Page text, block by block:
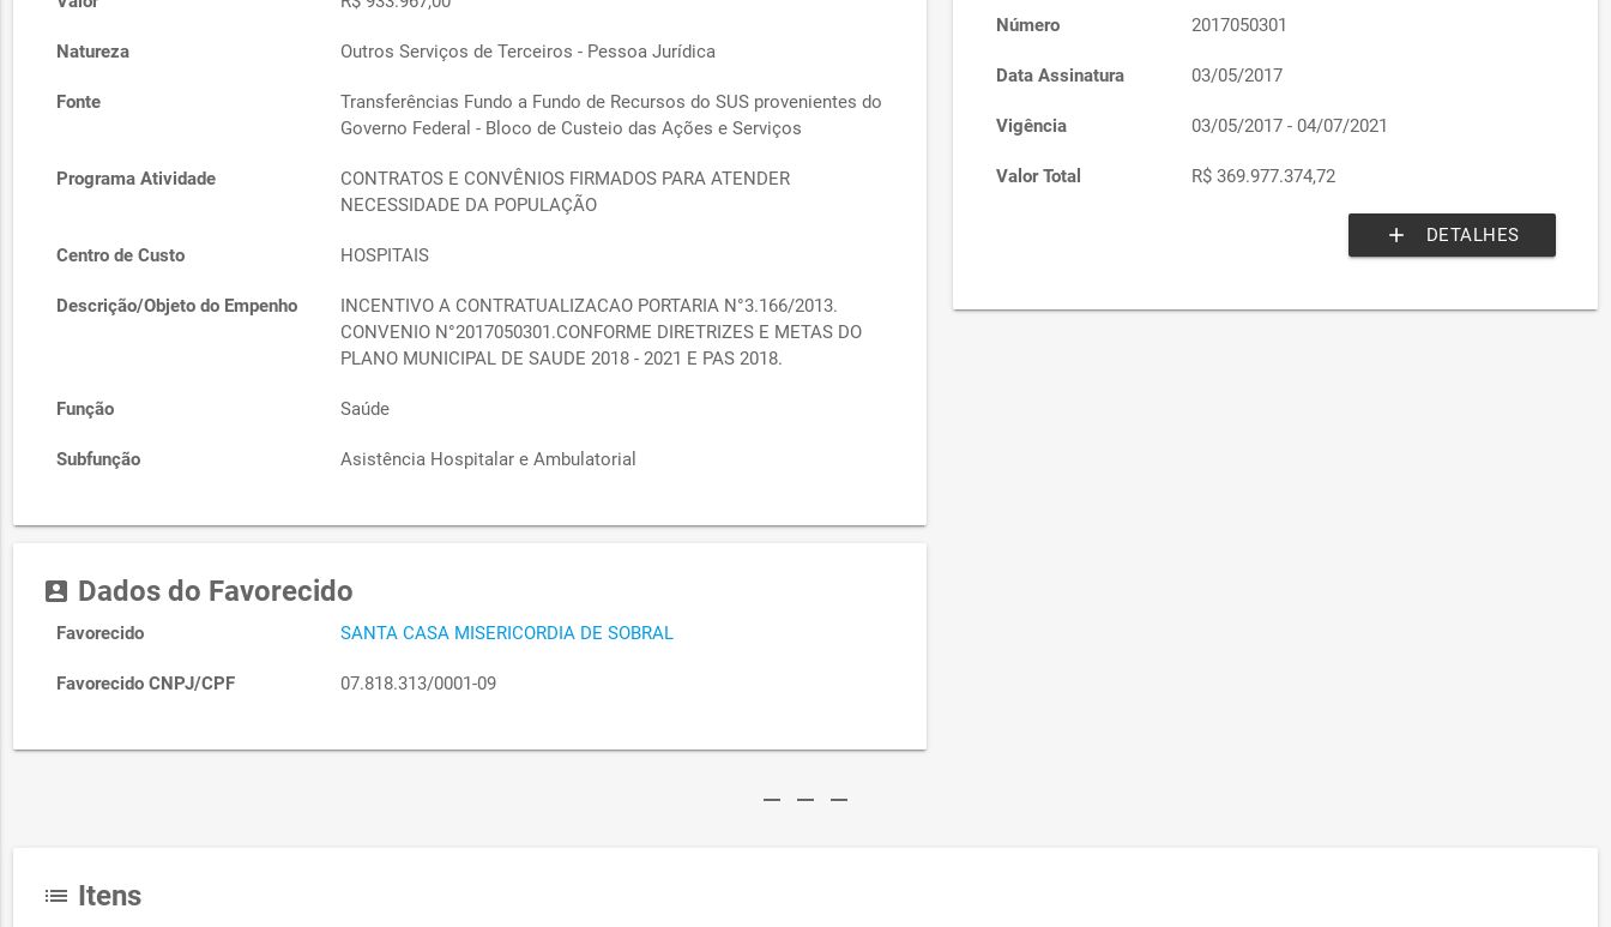
Natureza Outros Serviços de Terceiros - Pessoa Jurídica
Fonte
Transferências Fundo a Fundo de Recursos do SUS provenientes do
Governo Federal - Bloco de Custeio das Ações e Serviços
Programa Atividade
CONTRATOS E CONVÊNIOS FIRMADOS PARA ATENDER
NECESSIDADE DA POPULAÇÃO
Centro de Custo HOSPITAIS
Descrição/Objeto do Empenho
INCENTIVO A CONTRATUALIZACAO PORTARIA N°3.166/2013.
CONVENIO N°2017050301.CONFORME DIRETRIZES E METAS DO
PLANO MUNICIPAL DE SAUDE 2018 - 2021 E PAS 2018.
Função Saúde
Subfunção Asistência Hospitalar e Ambulatorial
account_box Dados do Favorecido
Favorecido SANTA CASA MISERICORDIA DE SOBRAL
Favorecido CNPJ/CPF 07.818.313/0001-09
Número 2017050301
Data Assinatura 03/05/2017
Vigência 03/05/2017 - 04/07/2021
Valor Total R$ 369.977.374,72
add DETALHES
remove remove remove
list Itens